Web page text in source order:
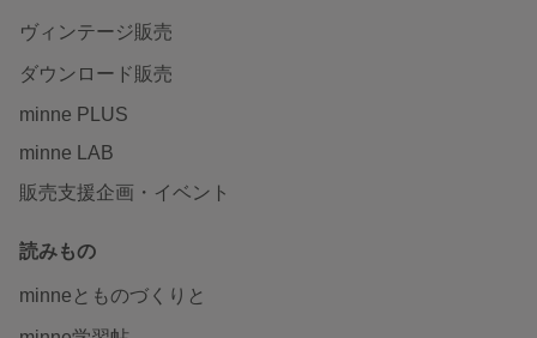
ヴィンテージ販売
ダウンロード販売
minne PLUS
minne LAB
販売支援企画・イベント
読みもの
minneとものづくりと